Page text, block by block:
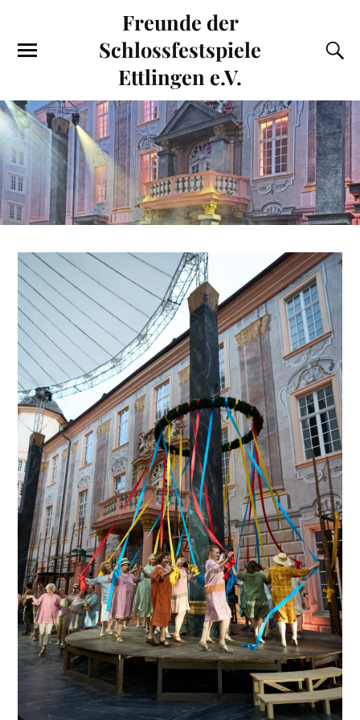
Freunde der
Schlossfestspiele
Ettlingen e.V.